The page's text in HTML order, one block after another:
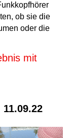
ob sie die
oder die
mit